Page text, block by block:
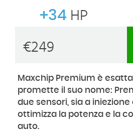
+34 HP
€249
Maxchip Premium è
promette il suo nome:
due sensori, sia a
ottimizza la potenza e la
auto.